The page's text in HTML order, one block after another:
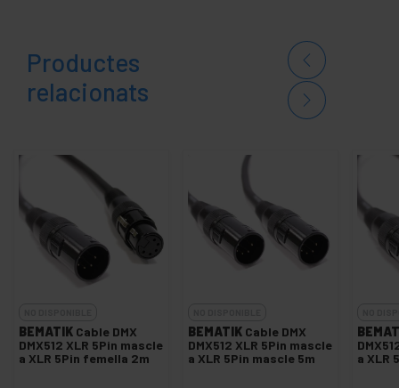
Productes
relacionats
BEMATIK Cable DMX
DMX512 XLR 5Pin mascle
a XLR 5Pin femella 2m
BEMATIK Cable DMX
DMX512 XLR 5Pin mascle
a XLR 5Pin mascle 5m
a XLR